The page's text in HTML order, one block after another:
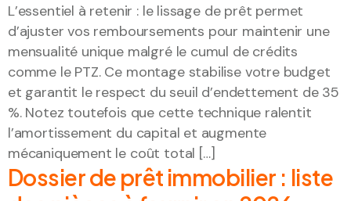
L’essentiel à retenir : le lissage de prêt permet
d’ajuster vos remboursements pour maintenir une
mensualité unique malgré le cumul de crédits
comme le PTZ. Ce montage stabilise votre budget
et garantit le respect du seuil d’endettement de 35
%. Notez toutefois que cette technique ralentit
l’amortissement du capital et augmente
mécaniquement le coût total […]
Dossier de prêt immobilier : liste